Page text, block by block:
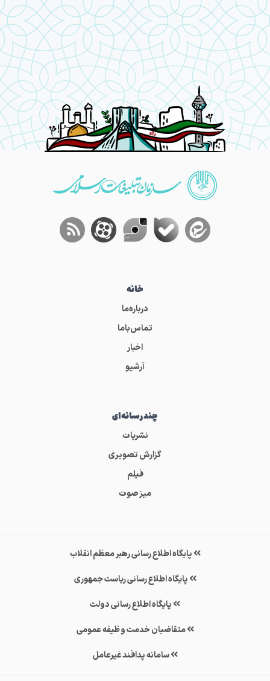
خانه
درباره‌ما
تماس‌باما
اخبار
آرشیو
چندرسانه‌ای
نشریات
گزارش تصویری
فیلم
میز صوت
پایگاه اطلاع رسانی رهبر معظم انقلاب
پایگاه اطلاع رسانی ریاست جمهوری
پایگاه اطلاع رسانی دولت
متقاضیان خدمت وظیفه عمومی
سامانه پدافند غیرعامل